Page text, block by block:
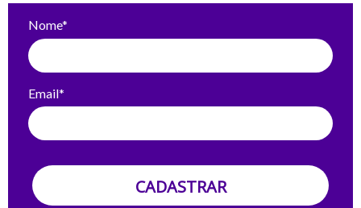
Nome*
Email*
CADASTRAR